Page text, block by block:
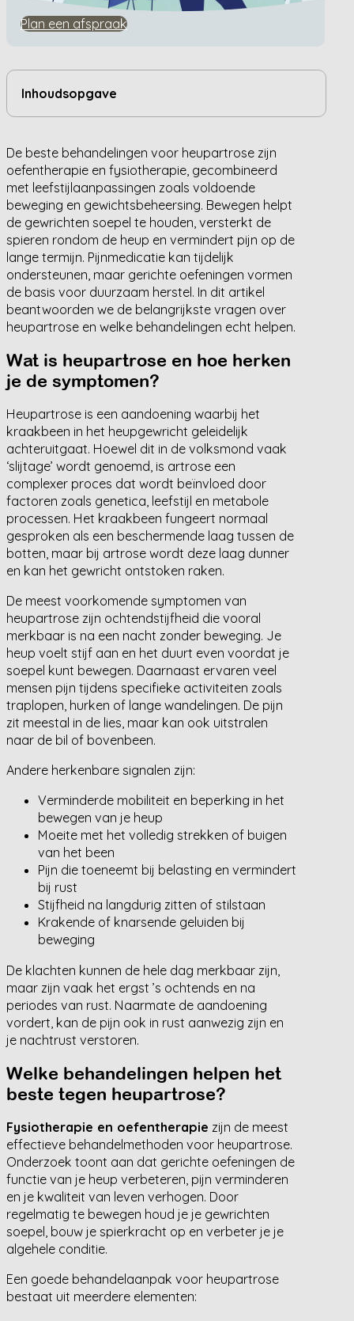
Plan een afspraak
Inhoudsopgave
De beste behandelingen voor heupartrose zijn
oefentherapie en fysiotherapie, gecombineerd
met leefstijlaanpassingen zoals voldoende
beweging en gewichtsbeheersing. Bewegen helpt
de gewrichten soepel te houden, versterkt de
spieren rondom de heup en vermindert pijn op de
lange termijn. Pijnmedicatie kan tijdelijk
ondersteunen, maar gerichte oefeningen vormen
de basis voor duurzaam herstel. In dit artikel
beantwoorden we de belangrijkste vragen over
heupartrose en welke behandelingen echt helpen.
Wat is heupartrose en hoe herken
je de symptomen?
Heupartrose is een aandoening waarbij het
kraakbeen in het heupgewricht geleidelijk
achteruitgaat. Hoewel dit in de volksmond vaak
‘slijtage’ wordt genoemd, is artrose een
complexer proces dat wordt beïnvloed door
factoren zoals genetica, leefstijl en metabole
processen. Het kraakbeen fungeert normaal
gesproken als een beschermende laag tussen de
botten, maar bij artrose wordt deze laag dunner
en kan het gewricht ontstoken raken.
De meest voorkomende symptomen van
heupartrose zijn ochtendstijfheid die vooral
merkbaar is na een nacht zonder beweging. Je
heup voelt stijf aan en het duurt even voordat je
soepel kunt bewegen. Daarnaast ervaren veel
mensen pijn tijdens specifieke activiteiten zoals
traplopen, hurken of lange wandelingen. De pijn
zit meestal in de lies, maar kan ook uitstralen
naar de bil of bovenbeen.
Andere herkenbare signalen zijn:
Verminderde mobiliteit en beperking in het
bewegen van je heup
Moeite met het volledig strekken of buigen
van het been
Pijn die toeneemt bij belasting en vermindert
bij rust
Stijfheid na langdurig zitten of stilstaan
Krakende of knarsende geluiden bij
beweging
De klachten kunnen de hele dag merkbaar zijn,
maar zijn vaak het ergst ’s ochtends en na
periodes van rust. Naarmate de aandoening
vordert, kan de pijn ook in rust aanwezig zijn en
je nachtrust verstoren.
Welke behandelingen helpen het
beste tegen heupartrose?
Fysiotherapie en oefentherapie zijn de meest
effectieve behandelmethoden voor heupartrose.
Onderzoek toont aan dat gerichte oefeningen de
functie van je heup verbeteren, pijn verminderen
en je kwaliteit van leven verhogen. Door
regelmatig te bewegen houd je je gewrichten
soepel, bouw je spierkracht op en verbeter je je
algehele conditie.
Een goede behandelaanpak voor heupartrose
bestaat uit meerdere elementen: